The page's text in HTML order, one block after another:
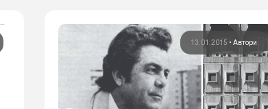
13.01.2015 • Автори